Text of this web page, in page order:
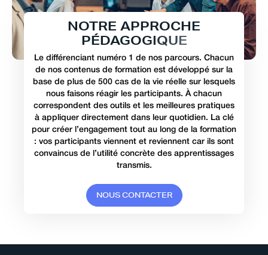
NOTRE APPROCHE
PÉDAGOGIQUE
Le différenciant numéro 1 de nos parcours. Chacun
de nos contenus de formation est développé sur la
base de plus de 500 cas de la vie réelle sur lesquels
nous faisons réagir les participants. À chacun
correspondent des outils et les meilleures pratiques
à appliquer directement dans leur quotidien. La clé
pour créer l’engagement tout au long de la formation
: vos participants viennent et reviennent car ils sont
convaincus de l’utilité concrète des apprentissages
transmis.
NOUS CONTACTER